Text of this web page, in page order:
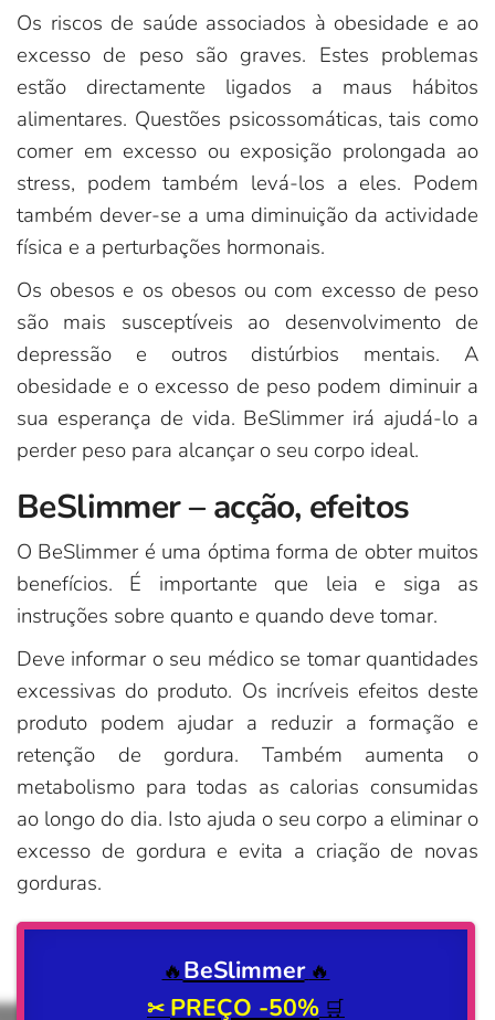
Os riscos de saúde associados à obesidade e ao
excesso de peso são graves. Estes problemas
estão directamente ligados a maus hábitos
alimentares. Questões psicossomáticas, tais como
comer em excesso ou exposição prolongada ao
stress, podem também levá-los a eles. Podem
também dever-se a uma diminuição da actividade
física e a perturbações hormonais.
Os obesos e os obesos ou com excesso de peso
são mais susceptíveis ao desenvolvimento de
depressão e outros distúrbios mentais. A
obesidade e o excesso de peso podem diminuir a
sua esperança de vida. BeSlimmer irá ajudá-lo a
perder peso para alcançar o seu corpo ideal.
BeSlimmer – acção, efeitos
O BeSlimmer é uma óptima forma de obter muitos
benefícios. É importante que leia e siga as
instruções sobre quanto e quando deve tomar.
Deve informar o seu médico se tomar quantidades
excessivas do produto. Os incríveis efeitos deste
produto podem ajudar a reduzir a formação e
retenção de gordura. Também aumenta o
metabolismo para todas as calorias consumidas
ao longo do dia. Isto ajuda o seu corpo a eliminar o
excesso de gordura e evita a criação de novas
gorduras.
🔥BeSlimmer 🔥
✂ PREÇO -50% 🛒